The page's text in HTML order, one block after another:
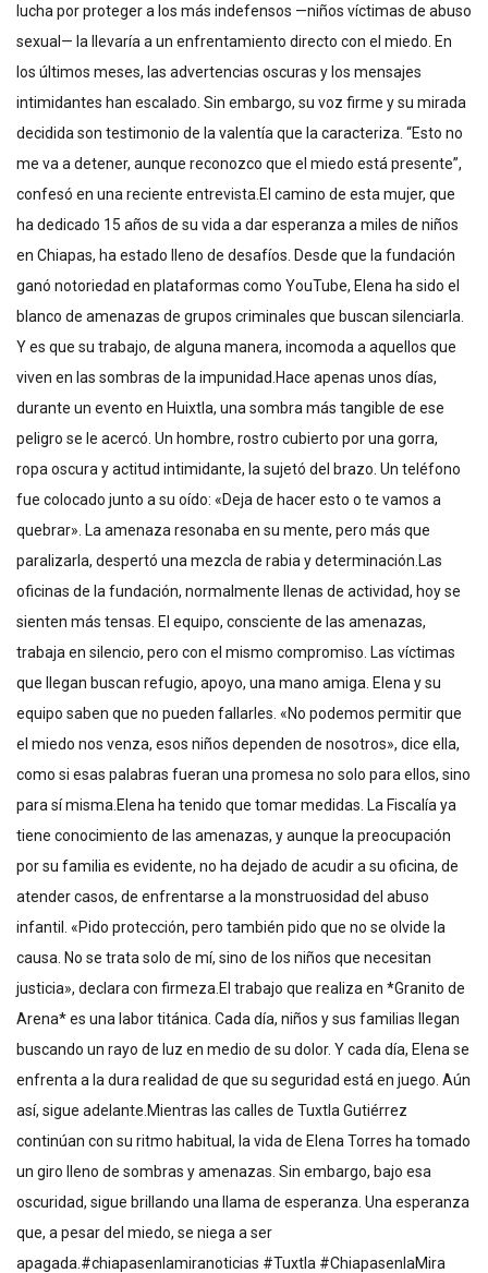
lucha por proteger a los más indefensos —niños víctimas de abuso
sexual— la llevaría a un enfrentamiento directo con el miedo. En
los últimos meses, las advertencias oscuras y los mensajes
intimidantes han escalado. Sin embargo, su voz firme y su mirada
decidida son testimonio de la valentía que la caracteriza. “Esto no
me va a detener, aunque reconozco que el miedo está presente”,
confesó en una reciente entrevista.El camino de esta mujer, que
ha dedicado 15 años de su vida a dar esperanza a miles de niños
en Chiapas, ha estado lleno de desafíos. Desde que la fundación
ganó notoriedad en plataformas como YouTube, Elena ha sido el
blanco de amenazas de grupos criminales que buscan silenciarla.
Y es que su trabajo, de alguna manera, incomoda a aquellos que
viven en las sombras de la impunidad.Hace apenas unos días,
durante un evento en Huixtla, una sombra más tangible de ese
peligro se le acercó. Un hombre, rostro cubierto por una gorra,
ropa oscura y actitud intimidante, la sujetó del brazo. Un teléfono
fue colocado junto a su oído: «Deja de hacer esto o te vamos a
quebrar». La amenaza resonaba en su mente, pero más que
paralizarla, despertó una mezcla de rabia y determinación.Las
oficinas de la fundación, normalmente llenas de actividad, hoy se
sienten más tensas. El equipo, consciente de las amenazas,
trabaja en silencio, pero con el mismo compromiso. Las víctimas
que llegan buscan refugio, apoyo, una mano amiga. Elena y su
equipo saben que no pueden fallarles. «No podemos permitir que
el miedo nos venza, esos niños dependen de nosotros», dice ella,
como si esas palabras fueran una promesa no solo para ellos, sino
para sí misma.Elena ha tenido que tomar medidas. La Fiscalía ya
tiene conocimiento de las amenazas, y aunque la preocupación
por su familia es evidente, no ha dejado de acudir a su oficina, de
atender casos, de enfrentarse a la monstruosidad del abuso
infantil. «Pido protección, pero también pido que no se olvide la
causa. No se trata solo de mí, sino de los niños que necesitan
justicia», declara con firmeza.El trabajo que realiza en *Granito de
Arena* es una labor titánica. Cada día, niños y sus familias llegan
buscando un rayo de luz en medio de su dolor. Y cada día, Elena se
enfrenta a la dura realidad de que su seguridad está en juego. Aún
así, sigue adelante.Mientras las calles de Tuxtla Gutiérrez
continúan con su ritmo habitual, la vida de Elena Torres ha tomado
un giro lleno de sombras y amenazas. Sin embargo, bajo esa
oscuridad, sigue brillando una llama de esperanza. Una esperanza
que, a pesar del miedo, se niega a ser
apagada.#chiapasenlamiranoticias #Tuxtla #ChiapasenlaMira